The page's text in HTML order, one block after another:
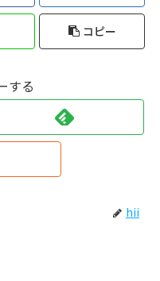
コピー
する
hii